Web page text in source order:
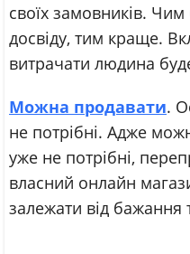
своїх замовників.
досвіду, тим краще.
витрачати людина
Можна продавати.
не потрібні. Адже
уже не потрібні,
власний онлайн
залежати від бажання